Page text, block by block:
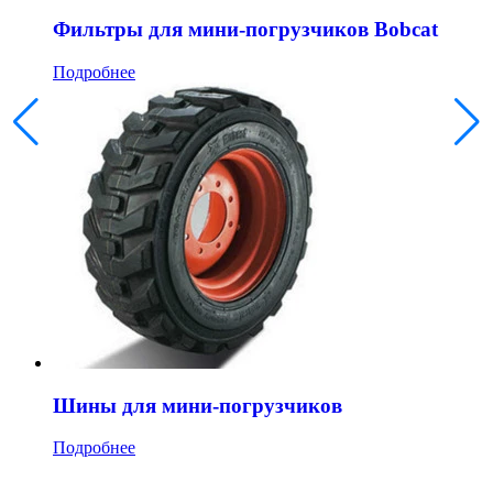
Фильтры для мини-погрузчиков Bobcat
Подробнее
Шины для мини-погрузчиков
Подробнее